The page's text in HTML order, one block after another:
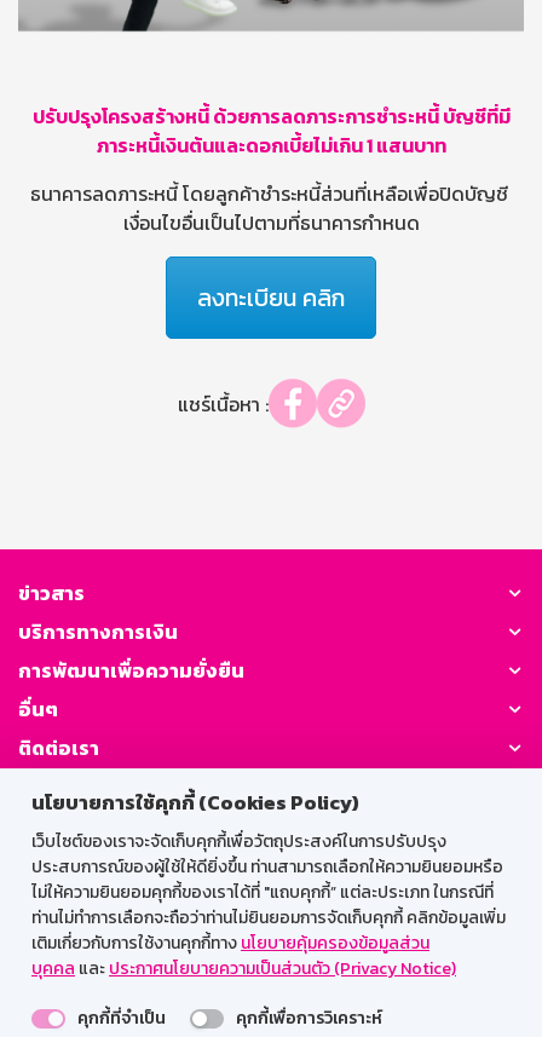
นโยบายการใช้คุกกี้ (Cookies Policy)
เว็บไซต์ของเราจะจัดเก็บคุกกี้เพื่อวัตถุประสงค์ในการปรับปรุง
ประสบการณ์ของผู้ใช้ให้ดียิ่งขึ้น ท่านสามารถเลือกให้ความยินยอมหรือ
ไม่ให้ความยินยอมคุกกี้ของเราได้ที่ "แถบคุกกี้” แต่ละประเภท ในกรณีที่
ท่านไม่ทำการเลือกจะถือว่าท่านไม่ยินยอมการจัดเก็บคุกกี้ คลิกข้อมูลเพิ่ม
เติมเกี่ยวกับการใช้งานคุกกี้ทางนโยบายคุ้มครองข้อมูลส่วน
บุคคล และประกาศนโยบายความเป็นส่วนตัว (Privacy Notice)
คุกกี้ที่จำเป็น
คุกกี้เพื่อการวิเคราะห์
ปรับปรุงโครงสร้างหนี้ ด้วยการลดภาระการชำระหนี้บัญชีที่มี
ภาระหนี้เงินต้นและดอกเบี้ยไม่เกิน 1 แสนบาท
ธนาคารลดภาระหนี้ โดยลูกค้าชำระหนี้ส่วนที่เหลือเพื่อปิดบัญชี
เงื่อนไขอื่นเป็นไปตามที่ธนาคารกำหนด
ลงทะเบียน คลิก
แชร์เนื้อหา :
ข่าวสาร
บริการทางการเงิน
การพัฒนาเพื่อความยั่งยืน
อื่นๆ
ติดต่อเรา
GSB Society:
สำหรับพนักงาน
Web HR
GSB Wisdom
M-Search
เข้าสู่ระบบเน็ตเมล